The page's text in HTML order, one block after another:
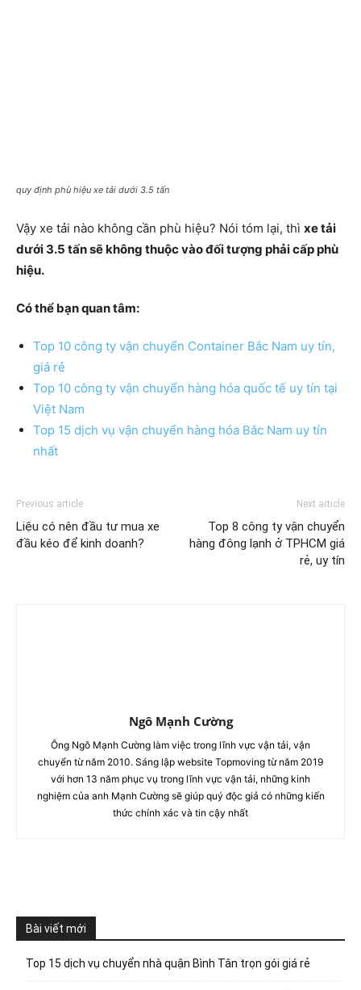
quy định phù hiệu xe tải dưới 3.5 tấn
Vậy xe tải nào không cần phù hiệu? Nói tóm lại, thì xe tải
dưới 3.5 tấn sẽ không thuộc vào đối tượng phải cấp phù
hiệu.
Có thể bạn quan tâm:
Top 10 công ty vận chuyển Container Bắc Nam uy tín,
giá rẻ
Top 10 công ty vận chuyển hàng hóa quốc tế uy tín tại
Việt Nam
Top 15 dịch vụ vận chuyển hàng hóa Bắc Nam uy tín
nhất
Previous article
Liệu có nên đầu tư mua xe
đầu kéo để kinh doanh?
Next article
Top 8 công ty vận chuyển
hàng đông lạnh ở TPHCM giá
rẻ, uy tín
Ngô Mạnh Cường
Ông Ngô Mạnh Cường làm việc trong lĩnh vực vận tải, vận
chuyển từ năm 2010. Sáng lập website Topmoving từ năm 2019
với hơn 13 năm phục vụ trong lĩnh vực vận tải, những kinh
nghiệm của anh Mạnh Cường sẽ giúp quý độc giả có những kiến
thức chính xác và tin cậy nhất
Bài viết mới
Top 15 dịch vụ chuyển nhà quận Bình Tân trọn gói giá rẻ